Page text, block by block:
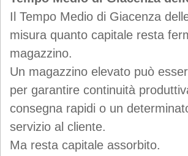
Il Tempo Medio di Giacenza
misura quanto capitale resta
magazzino.
Un magazzino elevato può
per garantire continuità
consegna rapidi o un
servizio al cliente.
Ma resta capitale assorbito.